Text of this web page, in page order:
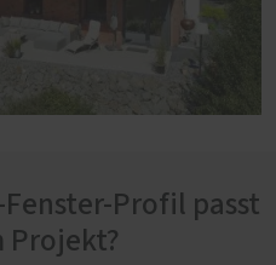
Profil passt
Projekt?